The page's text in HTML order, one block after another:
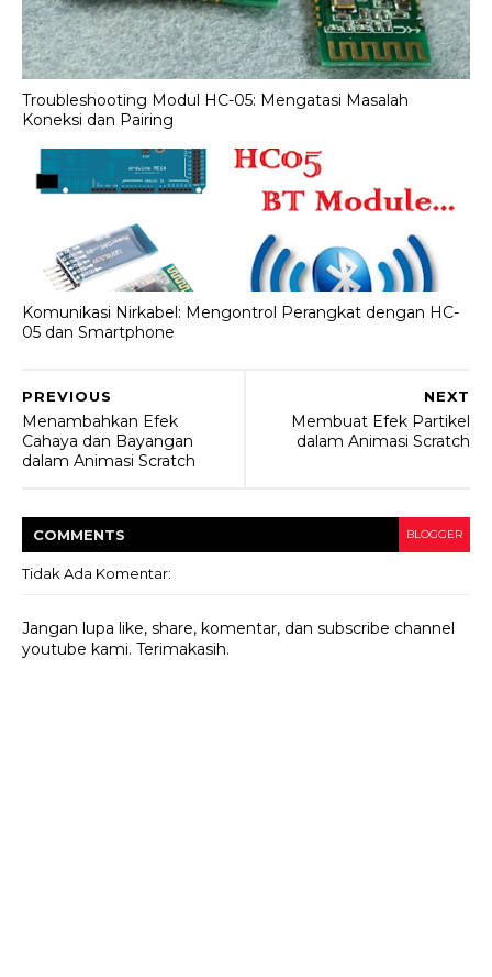
Troubleshooting Modul HC-05: Mengatasi Masalah
Koneksi dan Pairing
Komunikasi Nirkabel: Mengontrol Perangkat dengan HC-
05 dan Smartphone
NEXT
Membuat Efek Partikel
dalam Animasi Scratch
PREVIOUS
Menambahkan Efek
Cahaya dan Bayangan
dalam Animasi Scratch
COMMENTS BLOGGER
Tidak Ada Komentar:
Jangan lupa like, share, komentar, dan subscribe channel
youtube kami. Terimakasih.